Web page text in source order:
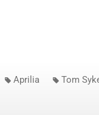
Aprilia Tom